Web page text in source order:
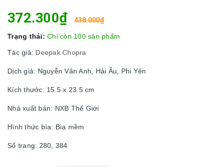
372.300₫ 438.000₫
Trạng thái: Chỉ còn 100 sản phẩm
Tác giả: Deepak Chopra
Dịch giả: Nguyễn Vân Anh, Hải Âu, Phi Yên
Kích thước: 15.5 x 23.5 cm
Nhà xuất bản: NXB Thế Giới
Hình thức bìa: Bìa mềm
Số trang: 280, 384